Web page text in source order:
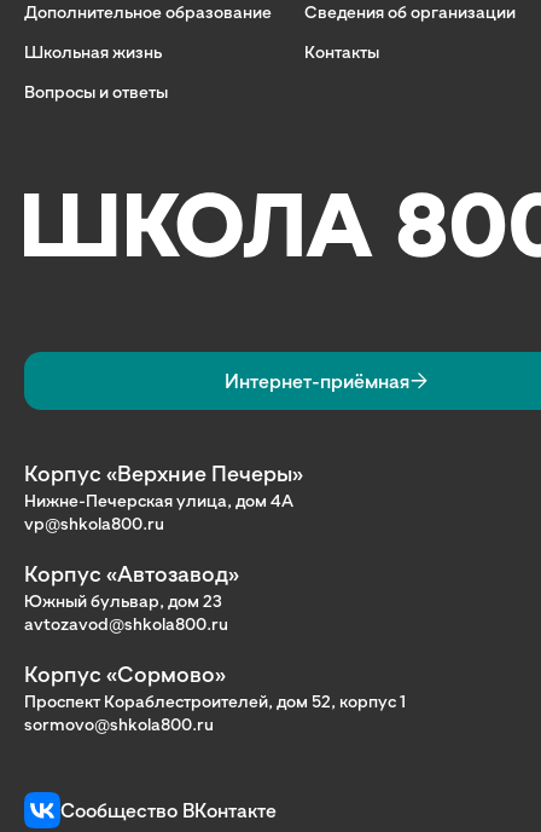
Дополнительное образование
Школьная жизнь
Вопросы и ответы
Сведения об организации
Контакты
Интернет-приёмная
Корпус «Верхние Печеры»
Нижне-Печерская улица, дом 4А
vp@shkola800.ru
Корпус «Автозавод»
Южный бульвар, дом 23
avtozavod@shkola800.ru
Корпус «Сормово»
Проспект Кораблестроителей, дом 52, корпус 1
sormovo@shkola800.ru
Сообщество ВКонтакте